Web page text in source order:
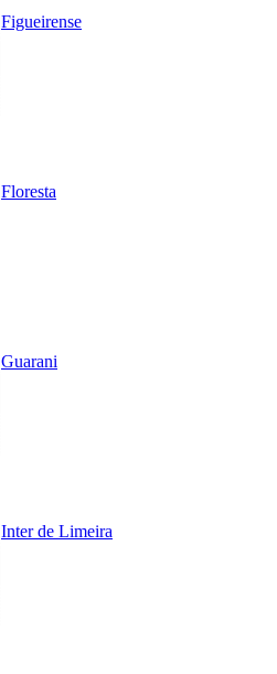
Figueirense
Floresta
Guarani
Inter de Limeira